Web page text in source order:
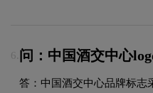
6. 问：中国酒交中心
答：中国酒交中心品牌标志